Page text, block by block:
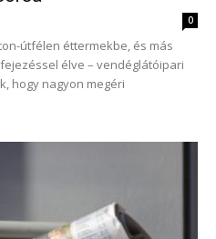
0
útfélen éttermekbe, és más
élve – vendéglátóipari
hogy nagyon megéri